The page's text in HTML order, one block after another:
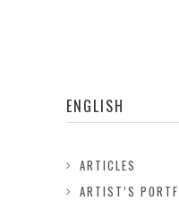
ENGLISH
ARTICLES
ARTIST’S